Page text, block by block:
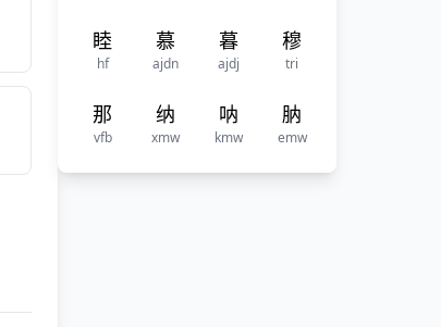
睦
hf
慕
ajdn
暮
ajdj
穆
tri
那
vfb
纳
xmw
呐
kmw
肭
emw